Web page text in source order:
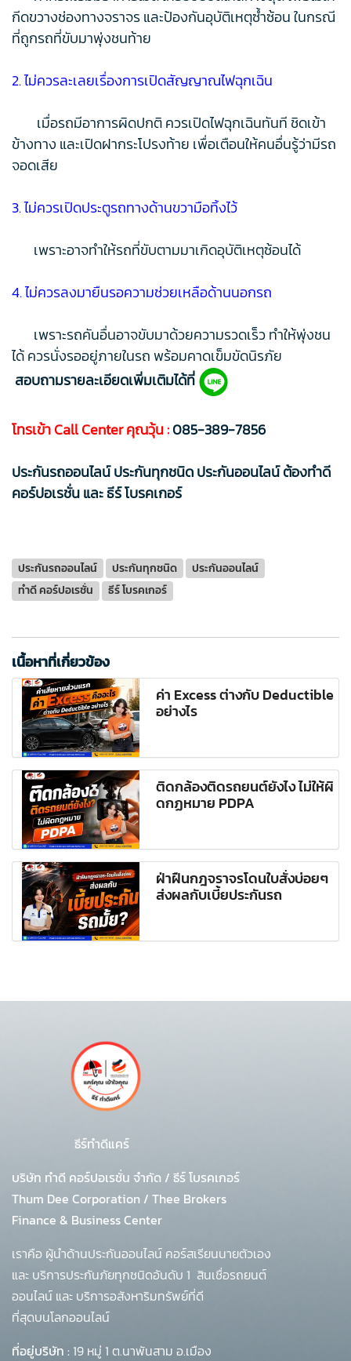
กีดขวางช่องทางจราจร และป้องกันอุบัติเหตุซ้ำซ้อน ในกรณี
ที่ถูกรถที่ขับมาพุ่งชนท้าย
2. ไม่ควรละเลยเรื่องการเปิดสัญญาณไฟฉุกเฉิน
เมื่อรถมีอาการผิดปกติ ควรเปิดไฟฉุกเฉินทันที ชิดเข้า
ข้างทาง และเปิดฝากระโปรงท้าย เพื่อเตือนให้คนอื่นรู้ว่ามีรถ
จอดเสีย
3. ไม่ควรเปิดประตูรถทางด้านขวามือทิ้งไว้
เพราะอาจทำให้รถที่ขับตามมาเกิดอุบัติเหตุซ้อนได้
4. ไม่ควรลงมายืนรอความช่วยเหลือด้านนอกรถ
เพราะรถคันอื่นอาจขับมาด้วยความรวดเร็ว ทำให้พุ่งชน
ได้ ควรนั่งรออยู่ภายในรถ พร้อมคาดเข็มขัดนิรภัย
สอบถามรายละเอียดเพิ่มเติมได้ที่
โทรเข้า Call Center คุณวุ้น :085-389-7856
ประกันรถออนไลน์ ประกันทุกชนิด ประกันออนไลน์ ต้องทำดี
คอร์ปอเรชั่น และ ธีร์ โบรคเกอร์
ประกันรถออนไลน์ ประกันทุกชนิด
ประกันออนไลน์
ทำดี คอร์ปอเรชั่น
ธีร์ โบรคเกอร์
เนื้อหาที่เกี่ยวข้อง
ค่า Excess ต่างกับ Deductible
อย่างไร
ติดกล้องติดรถยนต์ยังไง ไม่ให้ผิ
ดกฏหมาย PDPA
ฝ่าฝืนกฎจราจรโดนใบสั่งบ่อยๆ
ส่งผลกับเบี้ยประกันรถ
ธีร์ทำดีแคร์
บริษัท ทำดี คอร์ปอเรชั่น จำกัด / ธีร์ โบรคเกอร์
Thum Dee Corporation / Thee Brokers
Finance & Business Center
เราคือ ผู้นำด้านประกันออนไลน์ คอร์สเรียนนายตัวเอง
และ บริการประกันภัยทุกชนิดอันดับ 1 สินเชื่อรถยนต์
ออนไลน์ และ บริการอสังหาริมทรัพย์ที่ดี
ที่สุดบนโลกออนไลน์
ที่อยู่บริษัท : 19 หมู่ 1 ต.นาพันสาม อ.เมือง